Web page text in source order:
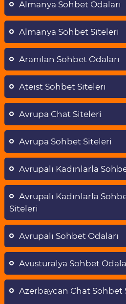
Almanya Sohbet Odaları
Almanya Sohbet Siteleri
Aranılan Sohbet Odaları
Ateist Sohbet Siteleri
Avrupa Chat Siteleri
Avrupa Sohbet Siteleri
Avrupalı Kadınlarla
Avrupalı Kadınlarla
Siteleri
Avrupalı Sohbet Odaları
Avusturalya Sohbet
Azerbaycan Chat Sohbet